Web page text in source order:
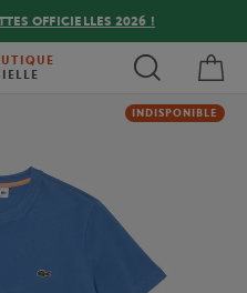
OFFICIELLES 2026 !
INDISPONIBLE